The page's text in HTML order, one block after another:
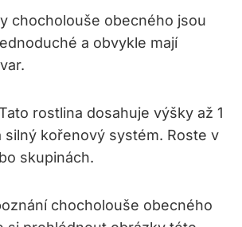
chocholouše obecného jsou
a obvykle mají
rostlina dosahuje výšky až 1
silný kořenový systém. Roste v
skupinách.
chocholouše obecného